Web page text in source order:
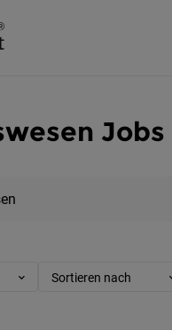
Sortieren nach